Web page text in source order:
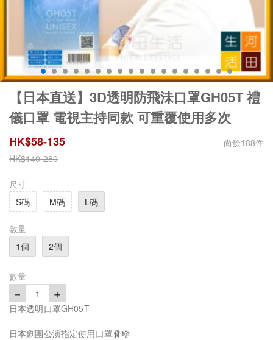
【日本直送】3D透明防飛沬口罩GH05T 禮
儀口罩 電視主持同款 可重覆使用多次
HK$58-135 尚餘188件
HK$140-280
尺寸
S碼
M碼 L碼
數量
1個
2個
數量
－ 1 ＋
日本透明口罩GH05T
日本劇團公演指定使用口罩🩰🎼